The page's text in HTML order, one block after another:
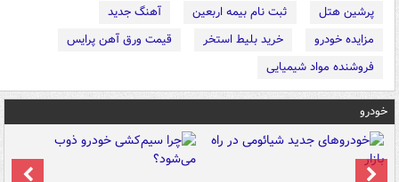
پرشین هتل
ثبت نام بیمه اربعین
آهنگ جدید
مزایده خودرو
خرید بلیط استخر
قیمت ورق آهن پرایس
فروشنده مواد شیمیایی
خودرو